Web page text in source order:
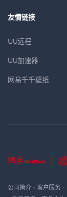
友情链接
UU远程
UU加速器
网易千千壁纸
公司简介- 客户服务-